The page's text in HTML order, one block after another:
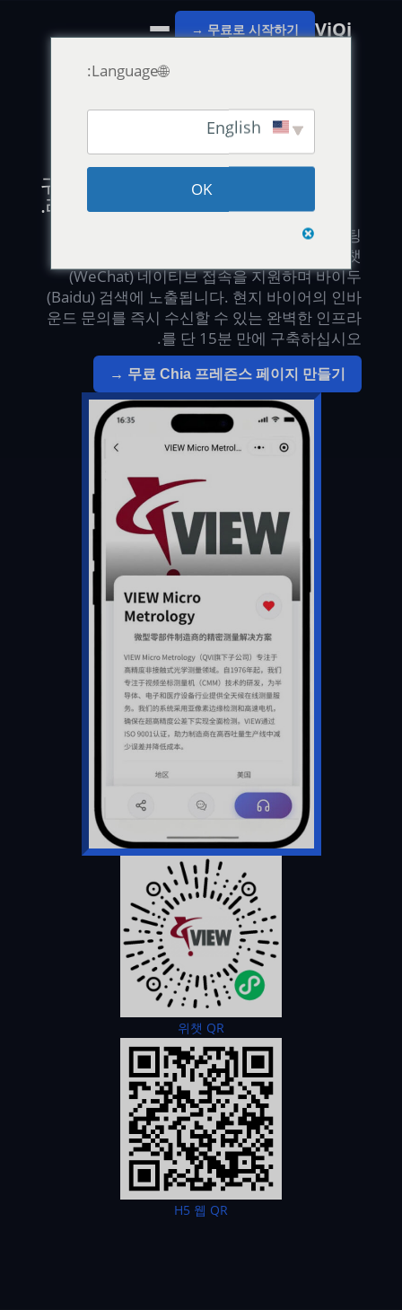
VjQj
무료로 시작하기 →
중국 디지털 거점 구축 · 현지 법인 설립 불필요
귀사의 브랜드를 14억 중국 시장의
레이더망에 올리십시오.
VjQj 브랜드 페이지는 중국 본토 서버에 호스팅
되는 ICP 등록 랜딩 페이지입니다. 위챗
(WeChat) 네이티브 접속을 지원하며 바이두
(Baidu) 검색에 노출됩니다. 현지 바이어의 인바
운드 문의를 즉시 수신할 수 있는 완벽한 인프라
를 단 15분 만에 구축하십시오.
무료 Chia 프레즌스 페이지 만들기 →
위챗 QR
H5 웹 QR
🌐Language:
OK